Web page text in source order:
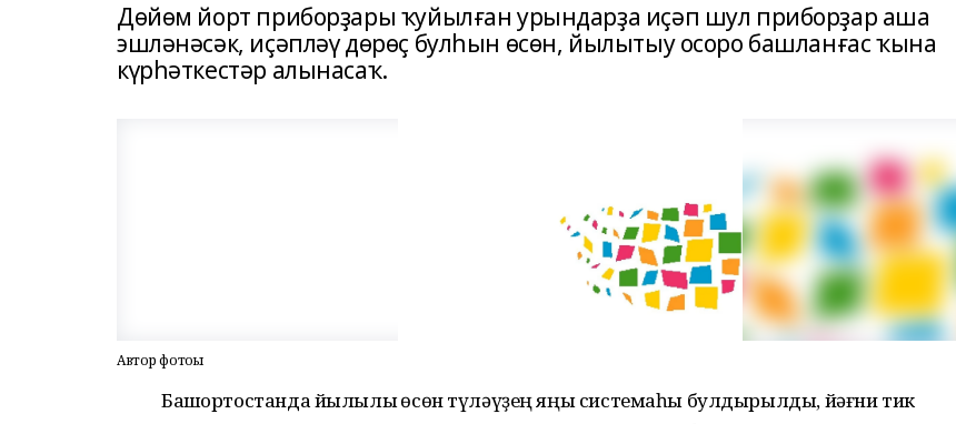
Дөйөм йорт приборҙары ҡуйылған урындарҙа иҫәп шул приборҙар аша
эшләнәсәк, иҫәпләү дөрөҫ булһын өсөн, йылытыу осоро башланғас ҡына
күрһәткестәр алынасаҡ.
Автор фотоһы
Башҡортостанда йылылыҡ өсөн түләүҙең яңы системаһы булдырылды, йәғни тик